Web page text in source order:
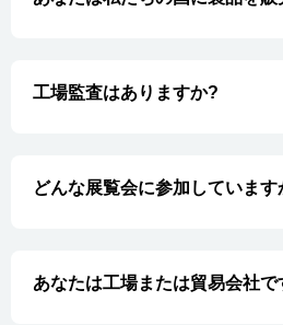
工場監査はありますか?
どんな展覧会に参加しています
あなたは工場または貿易会社で